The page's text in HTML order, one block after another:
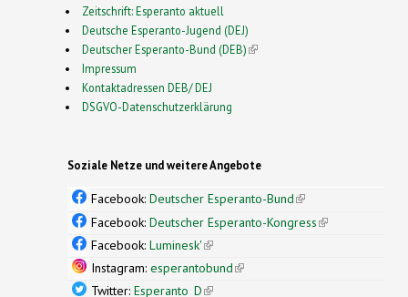
Zeitschrift: Esperanto aktuell
Deutsche Esperanto-Jugend (DEJ)
Deutscher Esperanto-Bund (DEB)(link is external)
Impressum
Kontaktadressen DEB/ DEJ
DSGVO-Datenschutzerklärung
Soziale Netze und weitere Angebote
Facebook: Deutscher Esperanto-Bund(link is
external)
Facebook: Deutscher Esperanto-Kongress(link is
Facebook: Luminesk'(link is external)
Instagram: esperantobund(link is external)
Twitter: Esperanto_D(link is external)